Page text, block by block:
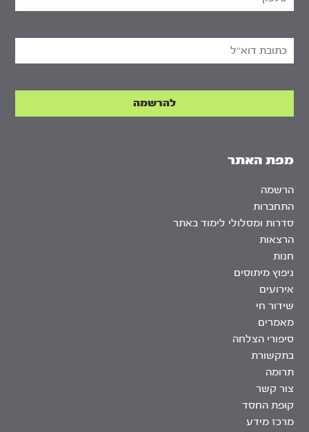
מפת האתר
הרשמה
התחברות
סדרות ומסלולי לימוד באתר
הרצאות
חנות
ניפוץ מיתוסים
אירועים
שידור חי
מאמרים
סיפורי הצלחה
בתקשורת
תרומה
צור קשר
קופת החסד
מרכז מידע